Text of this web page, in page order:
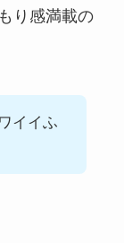
り感満載の
イイふ